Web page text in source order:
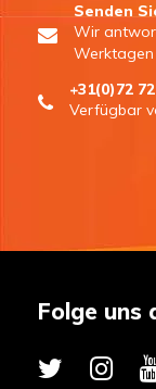
Senden
Wir
Werktagen
+31(0)72
Verfügbar
Folge uns